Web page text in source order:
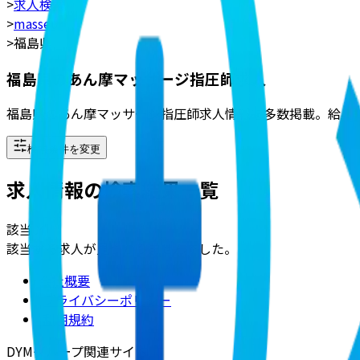
>求人検索
>masseur
>福島県
福島県のあん摩マッサージ指圧師求人
福島県のあん摩マッサージ指圧師求人情報を多数掲載。給
検索条件を変更
求人情報の検索結果一覧
該当
該当する求人が見つかりませんでした。
会社概要
プライバシーポリシー
利用規約
DYMグループ関連サイト